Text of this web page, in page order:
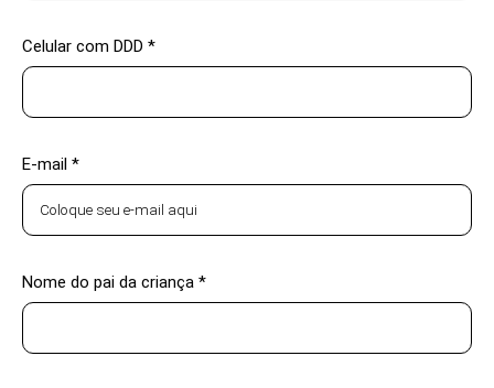
Celular com DDD *
E-mail *
Nome do pai da criança *